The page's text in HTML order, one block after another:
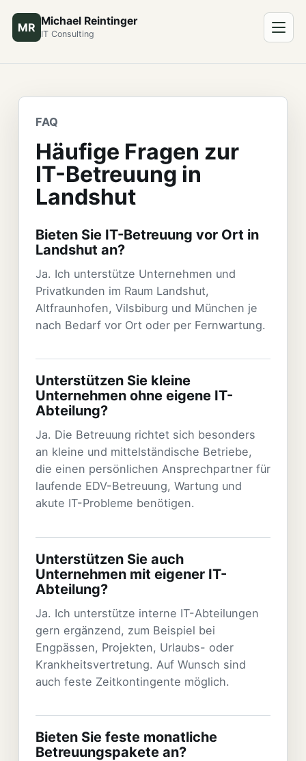
MR Michael Reintinger
IT Consulting
FAQ
Häufige Fragen zur
IT-Betreuung in
Landshut
Bieten Sie IT-Betreuung vor Ort in
Landshut an?
Ja. Ich unterstütze Unternehmen und
Privatkunden im Raum Landshut,
Altfraunhofen, Vilsbiburg und München je
nach Bedarf vor Ort oder per Fernwartung.
Unterstützen Sie kleine
Unternehmen ohne eigene IT-
Abteilung?
Ja. Die Betreuung richtet sich besonders
an kleine und mittelständische Betriebe,
die einen persönlichen Ansprechpartner für
laufende EDV-Betreuung, Wartung und
akute IT-Probleme benötigen.
Unterstützen Sie auch
Unternehmen mit eigener IT-
Abteilung?
Ja. Ich unterstütze interne IT-Abteilungen
gern ergänzend, zum Beispiel bei
Engpässen, Projekten, Urlaubs- oder
Krankheitsvertretung. Auf Wunsch sind
auch feste Zeitkontingente möglich.
Bieten Sie feste monatliche
Betreuungspakete an?